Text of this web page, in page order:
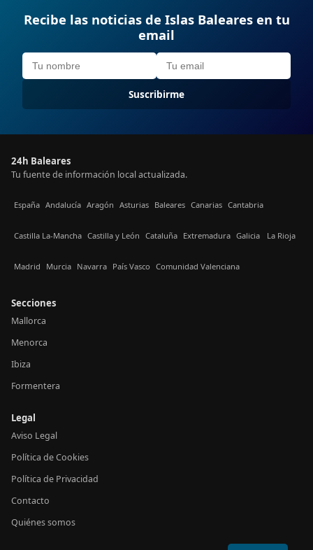
Recibe las noticias de Islas Baleares en tu
email
Suscribirme
24h Baleares
Tu fuente de información local actualizada.
España Andalucía Aragón Asturias Baleares Canarias Cantabria
Castilla La-Mancha Castilla y León Cataluña Extremadura Galicia La Rioja
Madrid Murcia Navarra País Vasco Comunidad Valenciana
Secciones
Mallorca
Menorca
Ibiza
Formentera
Legal
Aviso Legal
Política de Cookies
Política de Privacidad
Contacto
Quiénes somos